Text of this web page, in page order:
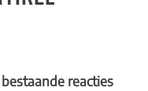
reacties